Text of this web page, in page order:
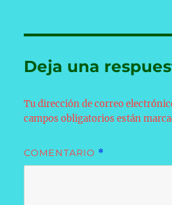
Deja una
Tu dirección de correo
campos obligatorios están
COMENTARIO *